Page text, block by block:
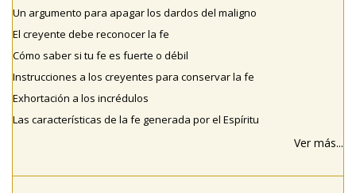
Un argumento para apagar los dardos del maligno
El creyente debe reconocer la fe
Cómo saber si tu fe es fuerte o débil
Instrucciones a los creyentes para conservar la fe
Exhortación a los incrédulos
Las características de la fe generada por el Espíritu
Ver más...